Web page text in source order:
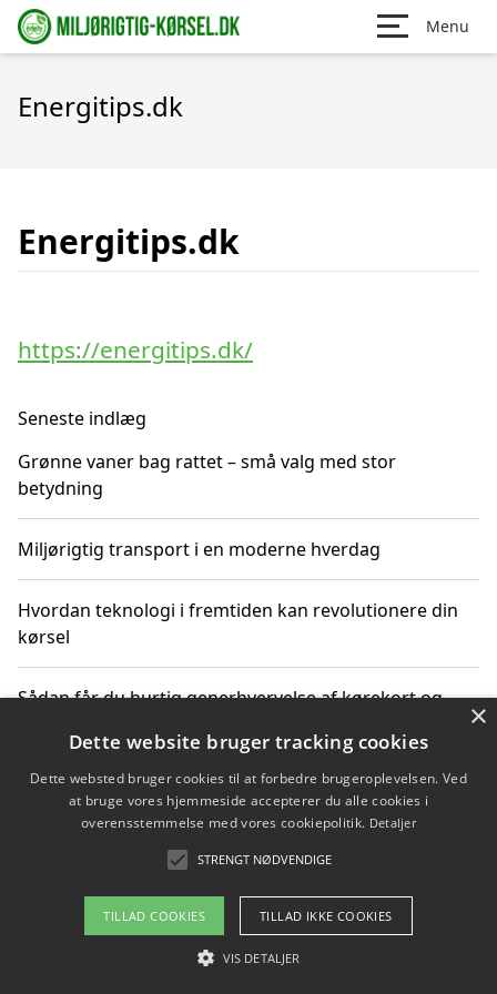
Menu
Energitips.dk
Energitips.dk
https://energitips.dk/
Seneste indlæg
Grønne vaner bag rattet – små valg med stor
betydning
Miljørigtig transport i en moderne hverdag
Hvordan teknologi i fremtiden kan revolutionere din
kørsel
Sådan får du hurtig generhvervelse af kørekort og
Sådan lærer du miljørigtig kørsel hos en køreskole i
Gentofte
Copyright 2026 - Pilanto Aps
Om / kontakt
×
Dette website bruger tracking cookies
Dette websted bruger cookies til at forbedre brugeroplevelsen. Ved
at bruge vores hjemmeside accepterer du alle cookies i
overensstemmelse med vores cookiepolitik. Detaljer
STRENGT NØDVENDIGE
TILLAD COOKIES TILLAD IKKE COOKIES
VIS DETALJER